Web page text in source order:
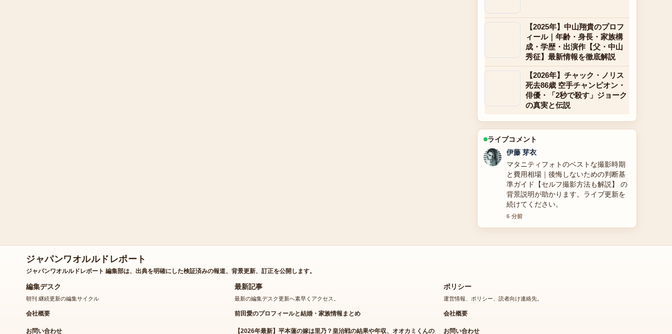
【2025年】中山翔貴のプロフ
ィール｜年齢・身長・家族構
成・学歴・出演作【父・中山
秀征】最新情報を徹底解説
【2026年】チャック・ノリス
死去86歳 空手チャンピオン・
俳優・「2秒で殺す」ジョーク
の真実と伝説
ライブコメント
鈴木 蒼
前田愛のプロフィールと結婚・家族情
報まとめ の報道は丁寧で、流れを追い
やすいです。
8 分前
ジャパンワオルルドレポート
ジャパンワオルルドレポート 編集部は、出典を明確にした検証済みの報道、背景更新、訂正を公開します。
編集デスク
朝刊 継続更新の編集サイクル
会社概要
お問い合わせ
私たちのストーリー
最新記事
最新の編集デスク更新へ素早くアクセス。
前田愛のプロフィールと結婚・家族情報まとめ
【2026年最新】平本蓮の嫁は里乃？皇治戦の結果や年収、オオカミくんの
運営情報、ポリシー、読者向け連絡先。
会社概要
お問い合わせ
私たちのストーリー